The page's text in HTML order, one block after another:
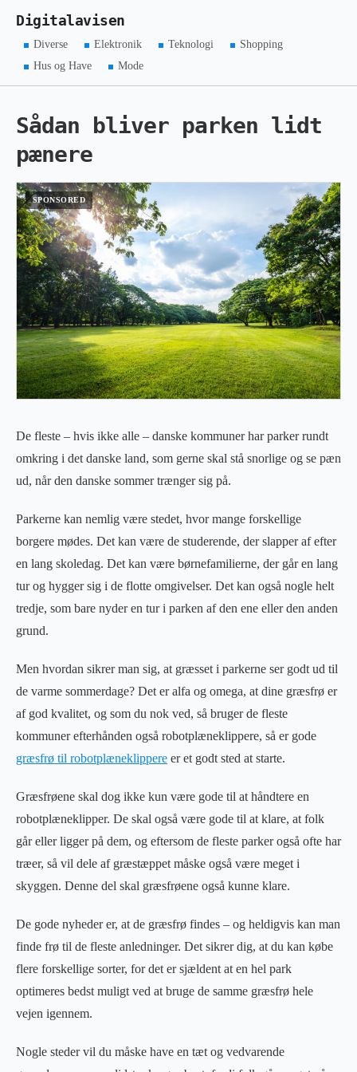
Digitalavisen
Diverse Elektronik Teknologi
Shopping
Hus og Have
Mode
Sådan bliver parken lidt
pænere
De fleste – hvis ikke alle – danske kommuner har parker rundt
omkring i det danske land, som gerne skal stå snorlige og se pæn
ud, når den danske sommer trænger sig på.
Parkerne kan nemlig være stedet, hvor mange forskellige
borgere mødes. Det kan være de studerende, der slapper af efter
en lang skoledag. Det kan være børnefamilierne, der går en lang
tur og hygger sig i de flotte omgivelser. Det kan også nogle helt
tredje, som bare nyder en tur i parken af den ene eller den anden
grund.
Men hvordan sikrer man sig, at græsset i parkerne ser godt ud til
de varme sommerdage? Det er alfa og omega, at dine græsfrø er
af god kvalitet, og som du nok ved, så bruger de fleste
kommuner efterhånden også robotplæneklippere, så er gode
græsfrø til robotplæneklippere er et godt sted at starte.
Græsfrøene skal dog ikke kun være gode til at håndtere en
robotplæneklipper. De skal også være gode til at klare, at folk
går eller ligger på dem, og eftersom de fleste parker også ofte har
træer, så vil dele af græstæppet måske også være meget i
skyggen. Denne del skal græsfrøene også kunne klare.
De gode nyheder er, at de græsfrø findes – og heldigvis kan man
finde frø til de fleste anledninger. Det sikrer dig, at du kan købe
flere forskellige sorter, for det er sjældent at en hel park
optimeres bedst muligt ved at bruge de samme græsfrø hele
vejen igennem.
Nogle steder vil du måske have en tæt og vedvarende